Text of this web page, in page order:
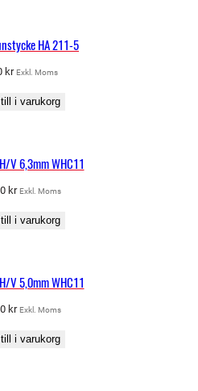
HA 211-5
kr Exkl. Moms
till i varukorg
V 6,3mm WHC11
kr Exkl. Moms
till i varukorg
V 5,0mm WHC11
kr Exkl. Moms
till i varukorg